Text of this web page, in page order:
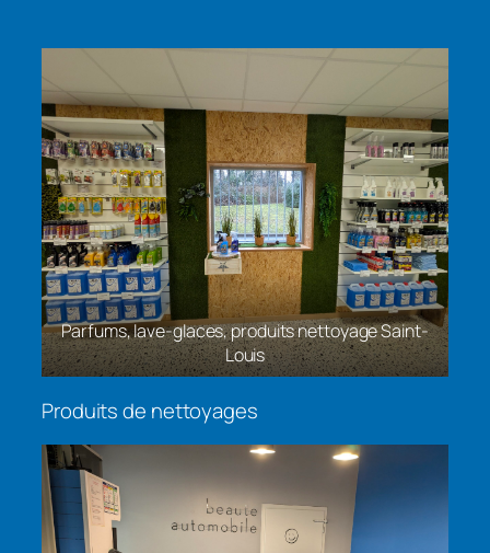
Parfums, lave-glaces, produits nettoyage Saint-
Louis
Produits de nettoyages